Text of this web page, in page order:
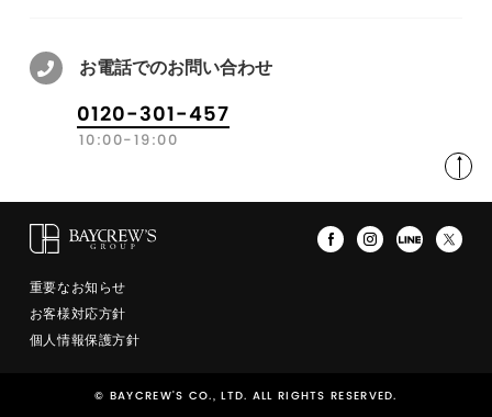
お電話でのお問い合わせ
0120-301-457
10:00-19:00
重要なお知らせ
お客様対応方針
個人情報保護方針
© BAYCREW'S CO., LTD. ALL RIGHTS RESERVED.